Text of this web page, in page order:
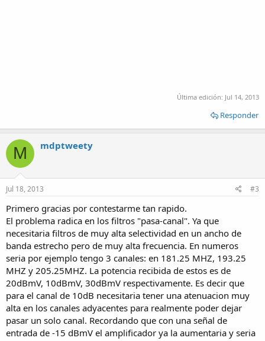
Última edición: Jul 14, 2013
Responder
M mdptweety
Jul 18, 2013 #3
Primero gracias por contestarme tan rapido.
El problema radica en los filtros "pasa-canal". Ya que
necesitaria filtros de muy alta selectividad en un ancho de
banda estrecho pero de muy alta frecuencia. En numeros
seria por ejemplo tengo 3 canales: en 181.25 MHZ, 193.25
MHZ y 205.25MHZ. La potencia recibida de estos es de
20dBmV, 10dBmV, 30dBmV respectivamente. Es decir que
para el canal de 10dB necesitaria tener una atenuacion muy
alta en los canales adyacentes para realmente poder dejar
pasar un solo canal. Recordando que con una señal de
entrada de -15 dBmV el amplificador ya la aumentaria y seria